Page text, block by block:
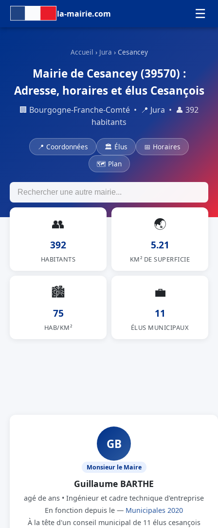
la-mairie.com ☰
Accueil › Jura › Cesancey
Mairie de Cesancey (39570) :
Adresse, horaires et élus Cesançois
🏢 Bourgogne-Franche-Comté • 📍 Jura • 👤 392
habitants
📍 Coordonnées 🏛 Élus
📅 Horaires
🗺 Plan
👥
392
HABITANTS
🌏
5.21
KM² DE SUPERFICIE
🏙
75
HAB/KM²
💼
11
ÉLUS MUNICIPAUX
GB
Monsieur le Maire
Guillaume BARTHE
agé de ans • Ingénieur et cadre technique d'entreprise
En fonction depuis le — Municipales 2020
À la tête d'un conseil municipal de 11 élus cesançois